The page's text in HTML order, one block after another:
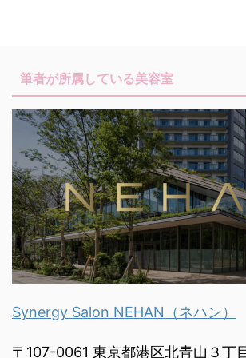
筆者が所属している美容室
Synergy Salon NEHAN（ネハン）
〒107-0061 東京都港区北青山３丁